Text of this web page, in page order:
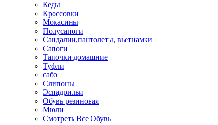
Кеды
Кроссовки
Мокасины
Полусапоги
Сандалии,пантолеты, вьетнамки
Сапоги
Тапочки домашние
Туфли
сабо
Слипоны
Эспадрильи
Обувь резиновая
Мюли
Смотреть Все Обувь